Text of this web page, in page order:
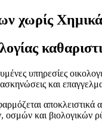
χωρίς
υπηρεσίες
και
αποκλειστικά
και βιολογικών